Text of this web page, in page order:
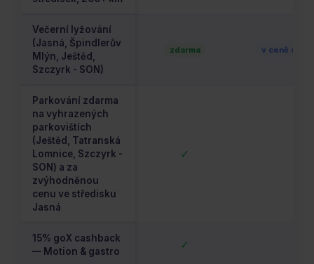
Večerní lyžování
(Jasná, Špindlerův
Mlýn, Ještěd,
Szczyrk - SON)
zdarma v ceně
Parkování zdarma
na vyhrazených
parkovištích
(Ještěd, Tatranská
Lomnice, Szczyrk -
SON) a za
zvýhodněnou
cenu ve středisku
Jasná
✓
15% goX cashback
— Motion & gastro
✓